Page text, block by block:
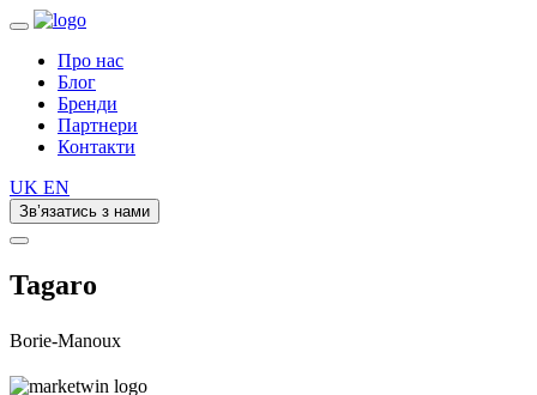
Про нас
Блог
Бренди
Партнери
Контакти
UK EN
Зв’язатись з нами
Tagaro
Borie-Manoux